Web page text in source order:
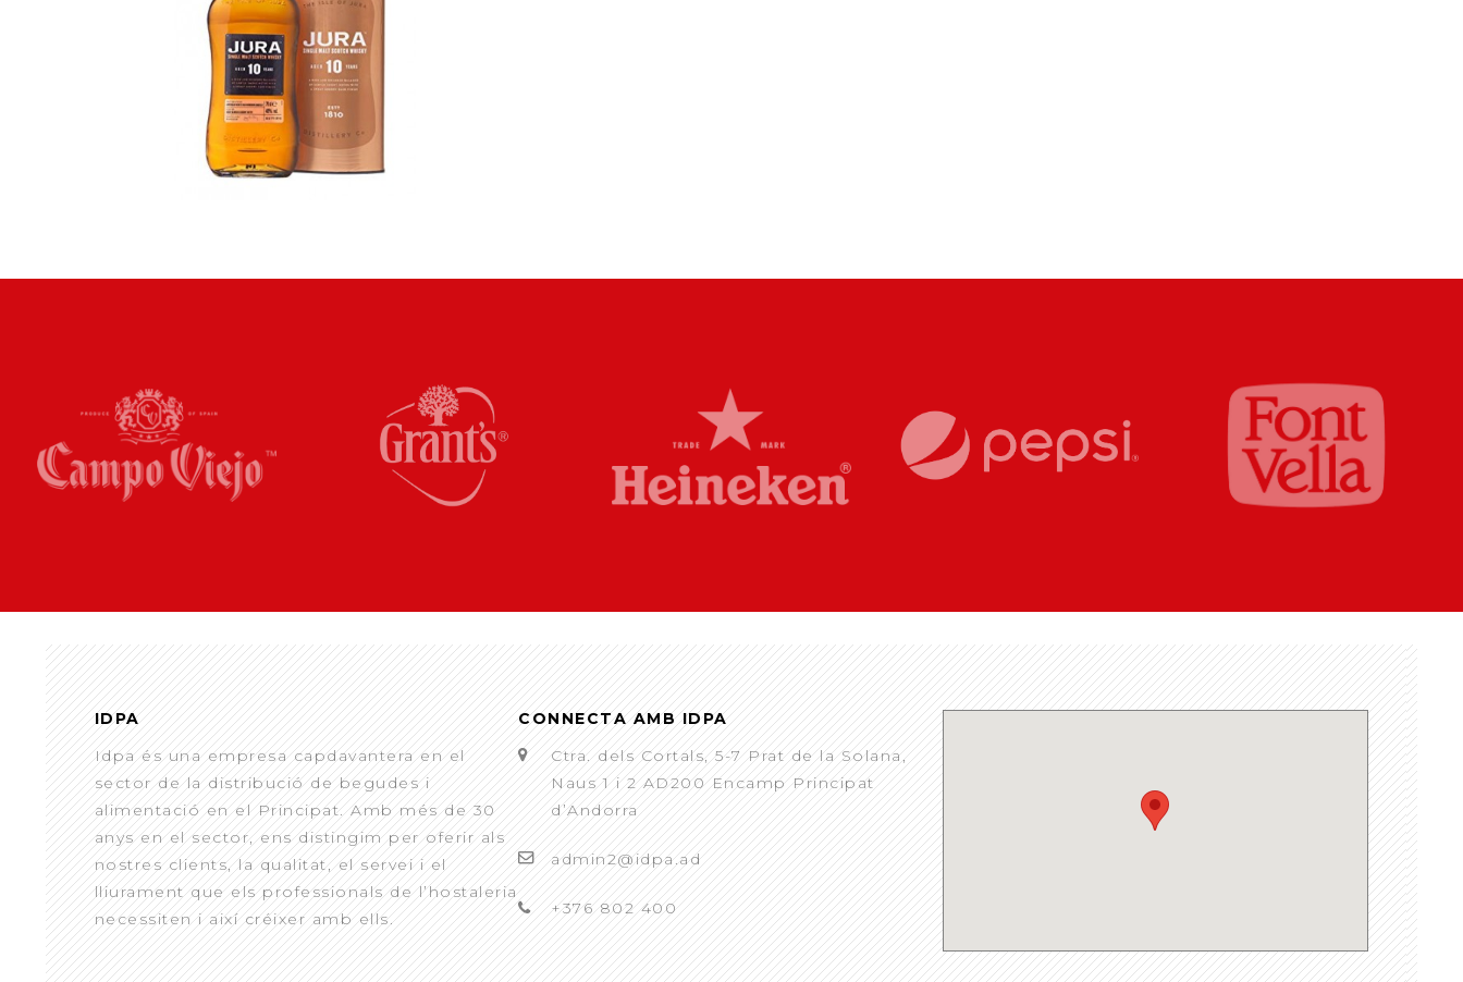
IDPA
Idpa és una empresa capdavantera en el
sector de la distribució de begudes i
alimentació en el Principat. Amb més de 30
anys en el sector, ens distingim per oferir als
nostres clients, la qualitat, el servei i el
lliurament que els professionals de l’hostaleria
necessiten i així créixer amb ells.
CONNECTA AMB IDPA
Ctra. dels Cortals, 5-7 Prat de la Solana,
Naus 1 i 2 AD200 Encamp Principat
d’Andorra
admin2@idpa.ad
+376 802 400